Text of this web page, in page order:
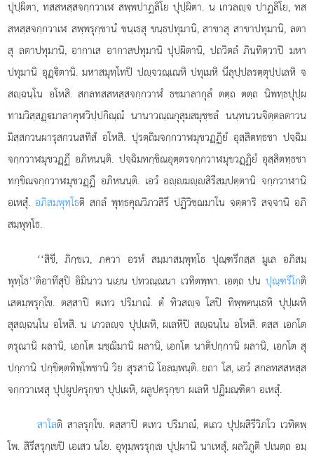
ปุปฺผิตา, ทสสหสฺสจกฺกวาเฬ สพฺพปาฏลิโย ปุปฺผิตา. น เกวลฺจ ปาฏลิโย, ทส
สหสฺสจกฺกวาเฬ สพฺพรุกฺขานํ ขนฺเธสุ ขนฺธปทุมานิ, สาขาสุ สาขาปทุมานิ, ลตา
สุ ลตาปทุมานิ, อากาเส อากาสปทุมานิ ปุปฺผิตานิ, ปถวิตลํภินฺทิตฺวาปิ มหา
ปทุมานิ อุฏฺิตานิ. มหาสมุทฺโทปิ ปฺจวณฺเณหิ ปทุเมหิ นีลุปฺปลรตฺตุปฺปเลหิ จ
สฺฉนฺโน อโหสิ. สกลทสสหสฺสจกฺกวาฬํ ธชมาลากุลํ ตตฺถ ตตฺถ นิพทฺธปุปฺผ
ทามวิสฺสฏฺมาลาคุฬวิปฺปกิณฺณํ นานาวณฺณกุสุมสมุชฺชลํ นนฺทนวนจิตฺตลตาวน
มิสฺสกวนผารุสกวนสทิสํ อโหสิ. ปุรตฺถิมจกฺกวาฬมุขวฏฺฏิยํ อุสฺสิตทฺธชา ปจฺฉิม
จกฺกวาฬมุขวฏฺฏึ อภิหนนฺติ. ปจฺฉิมทกฺขิณอุตฺตรจกฺกวาฬมุขวฏฺฏิยํ อุสฺสิตทฺธชา
ทกฺขิณจกฺกวาฬมุขวฏฺฏึ อภิหนนฺติ. เอวํ อฺมฺสิรีสมฺปตฺตานิ จกฺกวาฬานิ
อเหสุํ.อภิสมฺพุทฺโธติ สกลํ พุทฺธคุณวิภวสิรึ ปฏิวิชฺฌมาโน จตฺตาริ สจฺจานิ อภิ
สมฺพุทฺโธ.
‘‘สิขี, ภิกฺขเว, ภควา อรหํ สมฺมาสมฺพุทฺโธ ปุณฺฑรีกสฺส มูเล อภิสมฺ
พุทฺโธ’’ติอาทีสุปิ อิมินาว นเยน ปทวณฺณนา เวทิตพฺพา. เอตฺถ ปน ปุณฺฑรีโกติ
เสตมฺพรุกฺโข. ตสฺสาปิ ตเทว ปริมาณํ. ตํ ทิวสฺจ โสปิ ทิพฺพคนฺเธหิ ปุปฺเผหิ
สุสฺฉนฺโน อโหสิ. น เกวลฺจ ปุปฺเผหิ, ผเลหิปิ สฺฉนฺโน อโหสิ. ตสฺส เอกโต
ตรุณานิ ผลานิ, เอกโต มชฺฌิมานิ ผลานิ, เอกโต นาติปกฺกานิ ผลานิ, เอกโต สุ
ปกฺกานิ ปกฺขิตฺตทิพฺโพชานิ วิย สุรสานิ โอลมฺพนฺติ. ยถา โส, เอวํ สกลทสสหสฺส
จกฺกวาเฬสุปุปฺผูปครุกฺขา ปุปฺเผหิ, ผลูปครุกฺขา ผเลหิ ปฏิมณฺฑิตา อเหสุํ.
สาโลติ สาลรุกฺโข. ตสฺสาปิ ตเทว ปริมาณํ, ตเถว ปุปฺผสิรีวิภโว เวทิตพฺ
โพ. สิรีสรุกฺเขปิ เอเสว นโย. อุทุมฺพรรุกฺเข ปุปฺผานิ นาเหสุํ, ผลวิภูติ ปเนตฺถ อมฺ